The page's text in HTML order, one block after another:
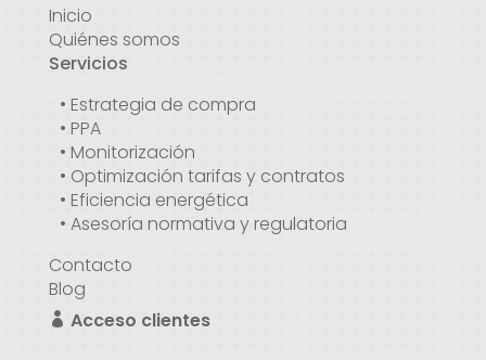
Inicio
Quiénes somos
Servicios
• Estrategia de compra
• PPA
• Monitorización
• Optimización tarifas y contratos
• Eficiencia energética
• Asesoría normativa y regulatoria
Contacto
Blog
Acceso clientes